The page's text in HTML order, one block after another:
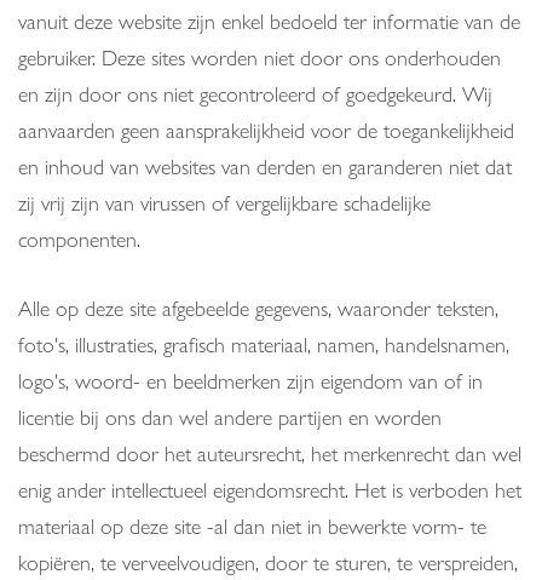
vanuit deze website zijn enkel bedoeld ter informatie van de
gebruiker. Deze sites worden niet door ons onderhouden
en zijn door ons niet gecontroleerd of goedgekeurd. Wij
aanvaarden geen aansprakelijkheid voor de toegankelijkheid
en inhoud van websites van derden en garanderen niet dat
zij vrij zijn van virussen of vergelijkbare schadelijke
componenten.
Alle op deze site afgebeelde gegevens, waaronder teksten,
foto's, illustraties, grafisch materiaal, namen, handelsnamen,
logo's, woord- en beeldmerken zijn eigendom van of in
licentie bij ons dan wel andere partijen en worden
beschermd door het auteursrecht, het merkenrecht dan wel
enig ander intellectueel eigendomsrecht. Het is verboden het
materiaal op deze site -al dan niet in bewerkte vorm- te
kopiëren, te verveelvoudigen, door te sturen, te verspreiden,